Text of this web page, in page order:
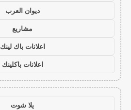
ديوان العرب
مشاريع
اعلانات باك لينك
اعلانات باكلينك
يلا شوت